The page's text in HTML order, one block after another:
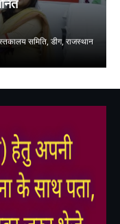
समिति, डीग, राजस्थान